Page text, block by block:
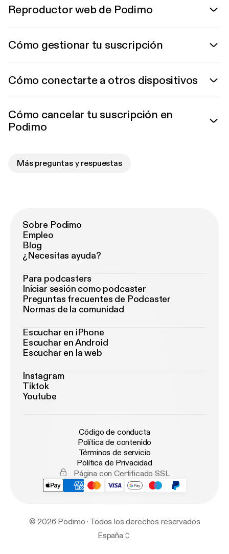
Reproductor web de Podimo
Cómo gestionar tu suscripción
Cómo conectarte a otros dispositivos
Cómo cancelar tu suscripción en
Podimo
Más preguntas y respuestas
Sobre Podimo
Empleo
Blog
¿Necesitas ayuda?
Para podcasters
Iniciar sesión como podcaster
Preguntas frecuentes de Podcaster
Normas de la comunidad
Escuchar en iPhone
Escuchar en Android
Escuchar en la web
Instagram
Tiktok
Youtube
Código de conducta
Política de contenido
Términos de servicio
Política de Privacidad
Página con Certificado SSL
© 2026 Podimo · Todos los derechos reservados
España